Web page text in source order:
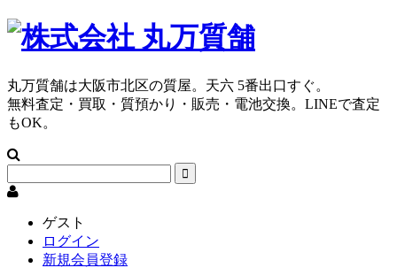
丸万質舗は大阪市北区の質屋。天六 5番出口すぐ。
無料査定・買取・質預かり・販売・電池交換。LINEで査定
もOK。
ゲスト
ログイン
新規会員登録